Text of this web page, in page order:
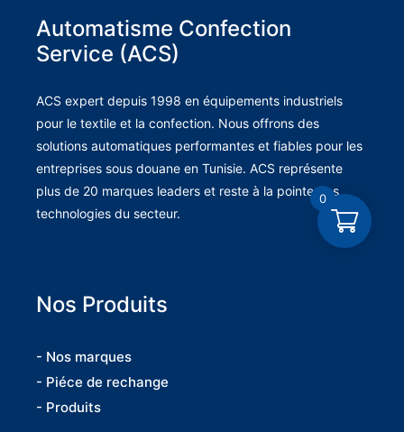
Automatisme Confection
Service (ACS)
ACS expert depuis 1998 en équipements industriels
pour le textile et la confection. Nous offrons des
solutions automatiques performantes et fiables pour les
entreprises sous douane en Tunisie. ACS représente
plus de 20 marques leaders et reste à la pointe des
technologies du secteur.
Nos Produits
- Nos marques
- Piéce de rechange
- Produits
0